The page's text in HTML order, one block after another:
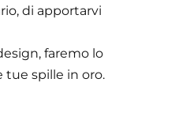
di apportarvi
faremo lo
tue spille in oro.